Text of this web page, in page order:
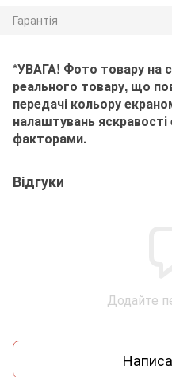
Гарантія
*УВАГА! Фото товару на
реального товару, що
передачі кольору
налаштувань
факторами.
Відгуки
Додайте